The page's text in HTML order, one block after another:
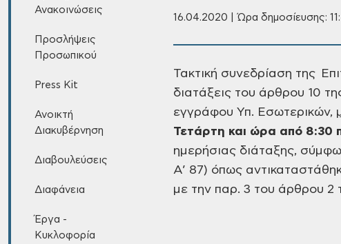
Ανακοινώσεις
Προσλήψεις
Προσωπικού
Press Kit
Ανοικτή
Διακυβέρνηση
Διαβουλεύσεις
Διαφάνεια
Έργα -
Κυκλοφορία
16.04.2020 | Ώρα δημοσίευσης:
Τακτική συνεδρίαση της
διατάξεις του άρθρου 10
εγγράφου Υπ. Εσωτερικών,
Τετάρτη και ώρα από 8:30
ημερήσιας διάταξης,
Α’ 87) όπως
με την παρ. 3 του άρθρου 2